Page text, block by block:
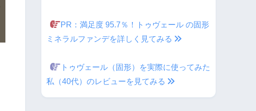
PR：満足度 95.7％！トゥヴェール の固形
ミネラルファンデを詳しく見てみる
トゥヴェール（固形）を実際に使ってみた
私（40代）のレビューを見てみる